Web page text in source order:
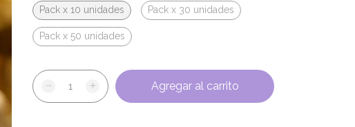
Pack x 10 unidades Pack x 30 unidades
Pack x 50 unidades